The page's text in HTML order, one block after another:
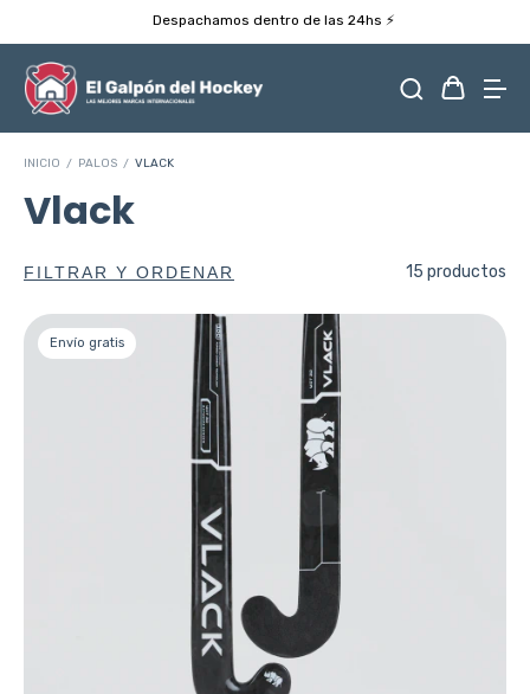
Despachamos dentro de las 24hs ⚡️
INICIO / PALOS / VLACK
Vlack
FILTRAR Y ORDENAR 15 productos
Envío gratis